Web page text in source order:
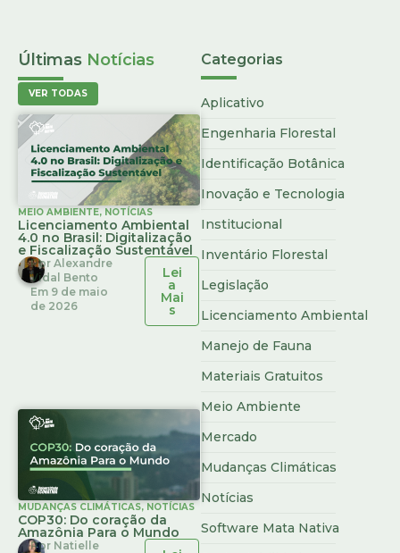
Últimas Notícias
VER TODAS
MEIO AMBIENTE, NOTÍCIAS
Licenciamento Ambiental
4.0 no Brasil: Digitalização
e Fiscalização Sustentável
Por Alexandre
Vidal Bento
Em 9 de maio
de 2026
Lei
a
Mai
s
MUDANÇAS CLIMÁTICAS, NOTÍCIAS
COP30: Do coração da
Amazônia Para o Mundo
Por Natielle
Categorias
Aplicativo
Engenharia Florestal
Identificação Botânica
Inovação e Tecnologia
Institucional
Inventário Florestal
Legislação
Licenciamento Ambiental
Manejo de Fauna
Materiais Gratuitos
Meio Ambiente
Mercado
Mudanças Climáticas
Notícias
Software Mata Nativa